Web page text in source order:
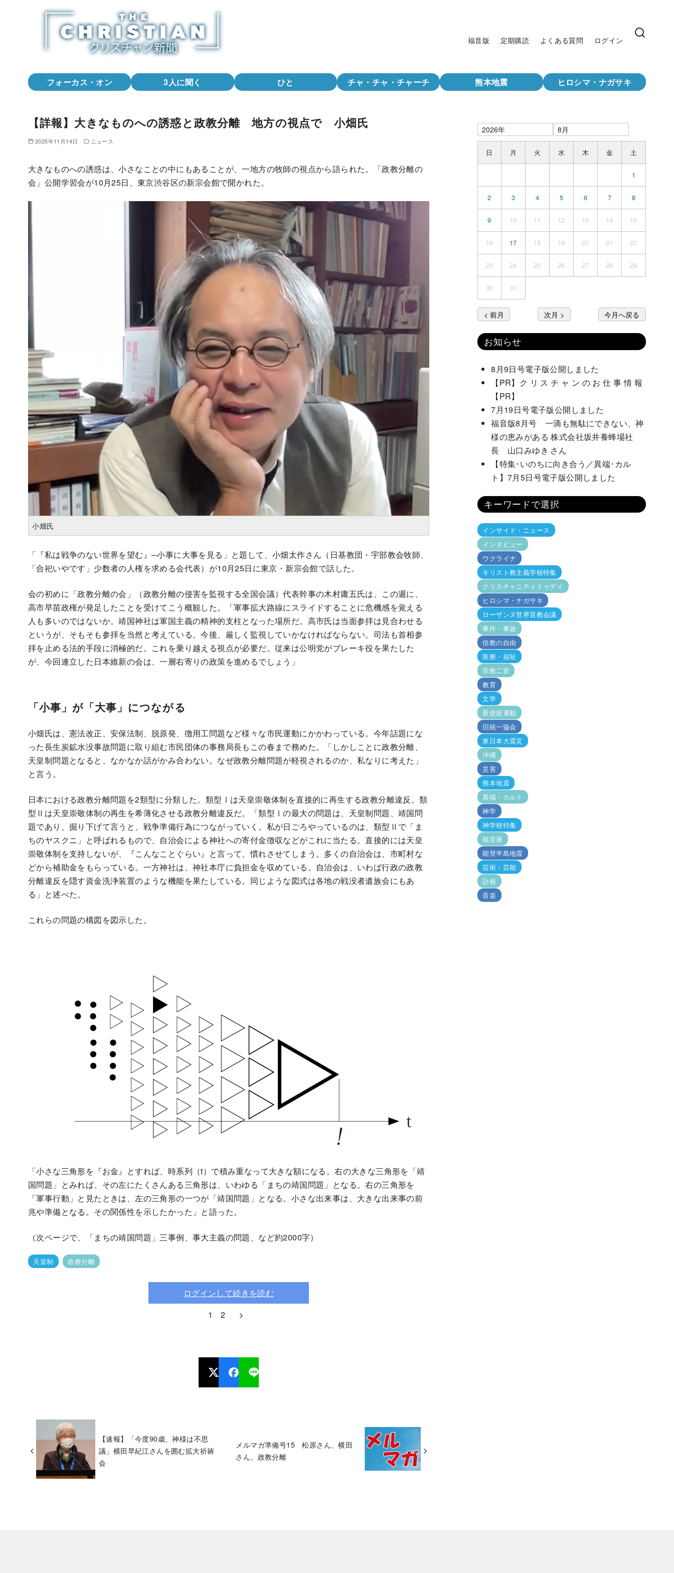
福音版 定期購読 よくある質問 ログイン
フォーカス・オン 3人に聞く ひと チャ・チャ・チャーチ 熊本地震 ヒロシマ・ナガサキ
【詳報】大きなものへの誘惑と政教分離 地方の視点で 小畑氏
2025年11月14日 ニュース
大きなものへの誘惑は、小さなことの中にもあることが、一地方の牧師の視点から語られた。「政教分離の
会」公開学習会が10月25日、東京渋谷区の新宗会館で開かれた。
小畑氏
「『私は戦争のない世界を望む』─小事に大事を見る」と題して、小畑太作さん（日基教団・宇部教会牧師、
「合祀いやです」少数者の人権を求める会代表）が10月25日に東京・新宗会館で話した。
会の初めに「政教分離の会」（政教分離の侵害を監視する全国会議）代表幹事の木村庸五氏は、この週に、
高市早苗政権が発足したことを受けてこう概観した。「軍事拡大路線にスライドすることに危機感を覚える
人も多いのではないか。靖国神社は軍国主義の精神的支柱となった場所だ。高市氏は当面参拝は見合わせる
というが、そもそも参拝を当然と考えている。今後、厳しく監視していかなければならない。司法も首相参
拝を止める法的手段に消極的だ。これを乗り越える視点が必要だ。従来は公明党がブレーキ役を果たした
が、今回連立した日本維新の会は、一層右寄りの政策を進めるでしょう」
「小事」が「大事」につながる
小畑氏は、憲法改正、安保法制、脱原発、徴用工問題など様々な市民運動にかかわっている。今年話題にな
った長生炭鉱水没事故問題に取り組む市民団体の事務局長もこの春まで務めた。「しかしことに政教分離、
天皇制問題となると、なかなか話がかみ合わない。なぜ政教分離問題が軽視されるのか、私なりに考えた」
と言う。
日本における政教分離問題を2類型に分類した。類型Ⅰは天皇崇敬体制を直接的に再生する政教分離違反。類
型Ⅱは天皇崇敬体制の再生を希薄化させる政教分離違反だ。「類型Ⅰの最大の問題は、天皇制問題、靖国問
題であり、掘り下げて言うと、戦争準備行為につながっていく。私が日ごろやっているのは、類型Ⅱで「ま
ちのヤスクニ」と呼ばれるもので、自治会による神社への寄付金徴収などがこれに当たる。直接的には天皇
崇敬体制を支持しないが、『こんなことぐらい』と言って、慣れさせてしまう。多くの自治会は、市町村な
どから補助金をもらっている。一方神社は、神社本庁に負担金を収めている。自治会は、いわば行政の政教
分離違反を隠す資金洗浄装置のような機能を果たしている。同じような図式は各地の戦没者遺族会にもあ
る」と述べた。
これらの問題の構図を図示した。
「小さな三角形を『お金』とすれば、時系列（t）で積み重なって大きな額になる。右の大きな三角形を「靖
国問題」とみれば、その左にたくさんある三角形は、いわゆる「まちの靖国問題」となる。右の三角形を
「軍事行動」と見たときは、左の三角形の一つが「靖国問題」となる。小さな出来事は、大きな出来事の前
兆や準備となる。その関係性を示したかった」と語った。
（次ページで、「まちの靖国問題」三事例、事大主義の問題、など約2000字）
天皇制 政教分離
ログインして続きを読む
1
2
【速報】「今度90歳、神様は不思
議」横田早紀江さんを囲む拡大祈祷
会
メルマガ準備号15 松原さん、横田
さん、政教分離
日 月 火 水 木 金 土
1
2 3 4 5 6 7 8
9 10 11 12 13 14 15
16 17 18 19 20 21 22
23 24 25 26 27 28 29
30 31
< 前月 次月 > 今月へ戻る
お知らせ
8月9日号電子版公開しました
【PR】ク リ ス チ ャ ン の お 仕 事 情 報
【PR】
7月19日号電子版公開しました
福音版8月号 一滴も無駄にできない、神
様の恵みがある 株式会社坂井養蜂場社
長 山口みゆき さん
【特集･いのちに向き合う／異端･カル
ト】7月5日号電子版公開しました
キーワードで選択
インサイド・ニュース
インタビュー
ウクライナ
キリスト教主義学校特集
クリスチャニティトゥデイ
ヒロシマ・ナガサキ
ローザンヌ世界宣教会議
事件・事故
信教の自由
医療・福祉
宗教二世
教育
文学
新使徒運動
旧統一協会
東日本大震災
沖縄
災害
熊本地震
異端・カルト
神学
神学校特集
福音派
能登半島地震
芸術・芸能
訃報
音楽